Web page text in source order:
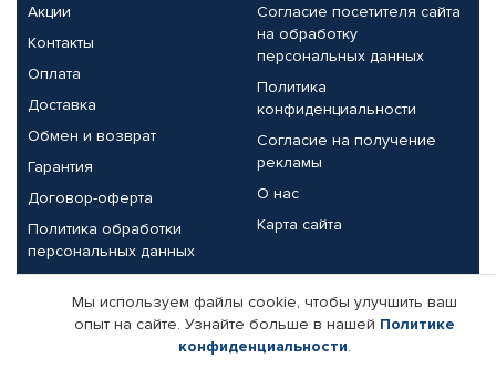
Акции
Контакты
Оплата
Доставка
Обмен и возврат
Гарантия
Договор-оферта
Политика обработки
персональных данных
Согласие посетителя сайта
на обработку
персональных данных
Политика
конфиденциальности
Согласие на получение
рекламы
О нас
Карта сайта
Партнерам
Корпоративным клиентам
Реквизиты компании
Мы используем файлы cookie, чтобы улучшить ваш
опыт на сайте. Узнайте больше в нашей Политике
конфиденциальности.